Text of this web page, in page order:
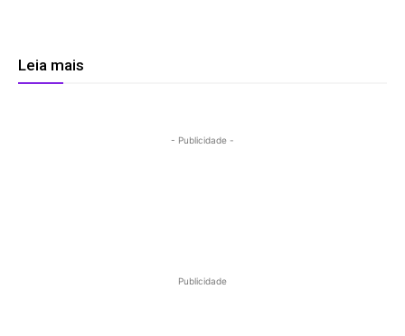
Leia mais
- Publicidade -
Publicidade